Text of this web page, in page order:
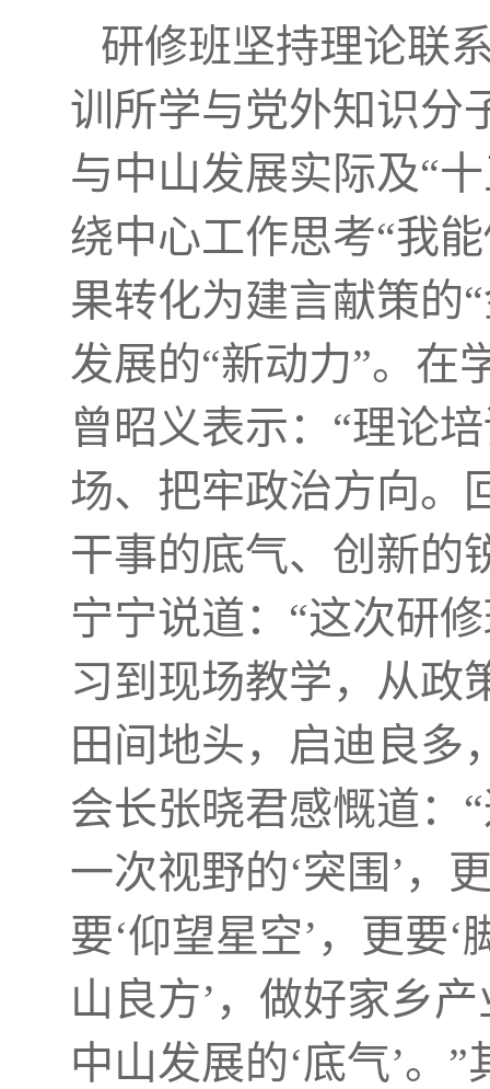
研修班坚持理论联
训所学与党外知识分
与中山发展实际及“
绕中心工作思考“我
果转化为建言献策的
发展的“新动力”。在
曾昭义表示：“理论
场、把牢政治方向。
干事的底气、创新的
宁宁说道：“这次研
习到现场教学，从政
田间地头，启迪良多
会长张晓君感慨道：
一次视野的‘突围’，
要‘仰望星空’，更要‘
山良方’，做好家乡
中山发展的‘底气’。